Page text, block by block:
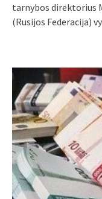
tarnybos direktorius
(Rusijos Federacija)